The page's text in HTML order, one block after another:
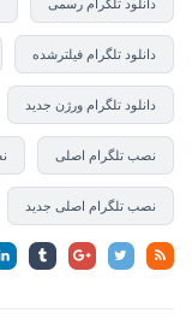
دانلود تلگرام رسمی
دانلود تلگرام فیلترشده
دانلود تلگرام ورژن جدید
نصب تلگرام اصلی
نصب تلگرام اصلی جدید